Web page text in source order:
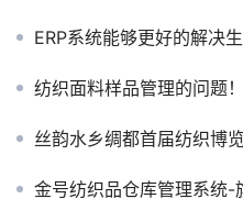
ERP系统能够更好的解决
纺织面料样品管理的问题！
丝韵水乡绸都首届纺织博
金号纺织品仓库管理系统-